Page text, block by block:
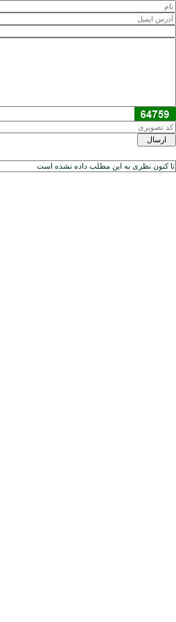
تا کنون نظری به اين مطلب داده نشده است